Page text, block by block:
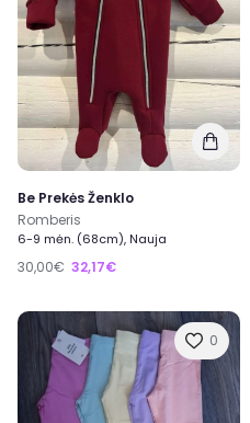
Be Prekės Ženklo
Romberis
6-9 mėn. (68cm), Nauja
30,00€ 32,17€
0